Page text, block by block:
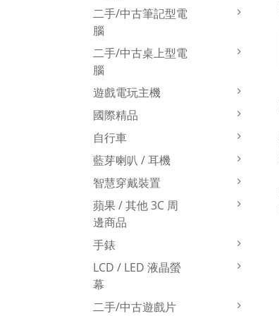
二手/中古筆記型電
腦
二手/中古桌上型電
腦
遊戲電玩主機
國際精品
自行車
藍芽喇叭 / 耳機
智慧穿戴裝置
蘋果 / 其他 3C 周
邊商品
手錶
LCD / LED 液晶螢
幕
二手/中古遊戲片